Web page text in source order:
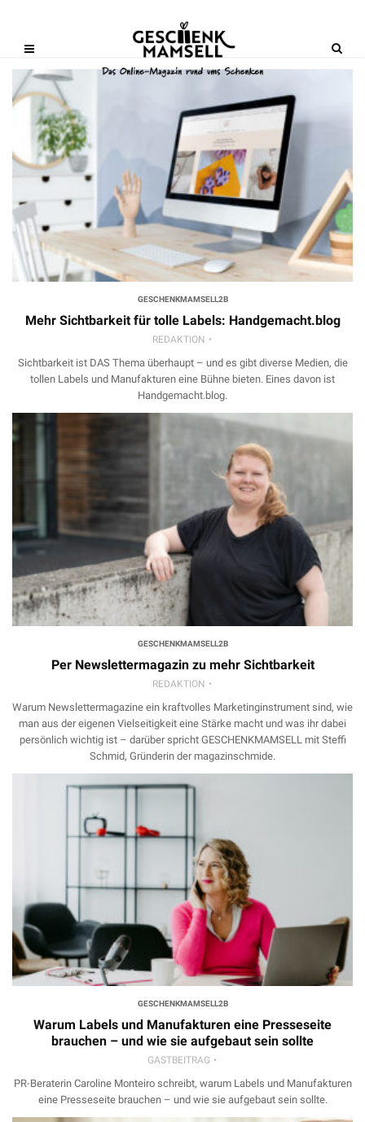
GESCHENKMAMSELL2B
Mehr Sichtbarkeit für tolle Labels: Handgemacht.blog
REDAKTION
Sichtbarkeit ist DAS Thema überhaupt – und es gibt diverse Medien, die
tollen Labels und Manufakturen eine Bühne bieten. Eines davon ist
Handgemacht.blog.
GESCHENKMAMSELL2B
Per Newslettermagazin zu mehr Sichtbarkeit
REDAKTION
Warum Newslettermagazine ein kraftvolles Marketinginstrument sind, wie
man aus der eigenen Vielseitigkeit eine Stärke macht und was ihr dabei
persönlich wichtig ist – darüber spricht GESCHENKMAMSELL mit Steffi
Schmid, Gründerin der magazinschmide.
GESCHENKMAMSELL2B
Warum Labels und Manufakturen eine Presseseite
brauchen – und wie sie aufgebaut sein sollte
GASTBEITRAG
PR-Beraterin Caroline Monteiro schreibt, warum Labels und Manufakturen
eine Presseseite brauchen – und wie sie aufgebaut sein sollte.